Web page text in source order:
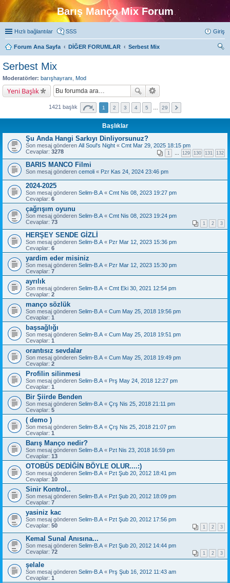
Barış Manço Mix Forum
Hızlı bağlantılar SSS Giriş
Forum Ana Sayfa DİĞER FORUMLAR
Serbest Mix
Serbest Mix
Moderatörler: barışhayranı Mod
Yeni Başlık
1421 başlık 1 2 3 4 5 29
Başlıklar
Şu Anda Hangi Sarkıyı Dinliyorsunuz?
Son mesaj gönderen All Soul's Night « Cmt Mar 29, 2025 18:15 pm
Cevaplar: 3278 1 129 130 131 132
BARIS MANCO Filmi
Son mesaj gönderen cemoli « Pzr Kas 24, 2024 23:46 pm
2024-2025
Son mesaj gönderen Selim-B.A « Cmt Nis 08, 2023 19:27 pm
Cevaplar: 6
çağrışım oyunu
Son mesaj gönderen Selim-B.A « Cmt Nis 08, 2023 19:24 pm
Cevaplar: 73 1 2 3
HERŞEY SENDE GİZLİ
Son mesaj gönderen Selim-B.A « Pzr Mar 12, 2023 15:36 pm
Cevaplar: 6
yardim eder misiniz
Son mesaj gönderen Selim-B.A « Pzr Mar 12, 2023 15:30 pm
Cevaplar: 7
ayrılık
Son mesaj gönderen Selim-B.A « Cmt Eki 30, 2021 12:54 pm
Cevaplar: 2
manço sözlük
Son mesaj gönderen Selim-B.A « Cum May 25, 2018 19:56 pm
Cevaplar: 1
başsağlığı
Son mesaj gönderen Selim-B.A « Cum May 25, 2018 19:51 pm
Cevaplar: 1
orantısız sevdalar
Son mesaj gönderen Selim-B.A « Cum May 25, 2018 19:49 pm
Cevaplar: 2
Profilin silinmesi
Son mesaj gönderen Selim-B.A « Prş May 24, 2018 12:27 pm
Cevaplar: 1
Bir Şiirde Benden
Son mesaj gönderen Selim-B.A « Çrş Nis 25, 2018 21:11 pm
Cevaplar: 5
( demo )
Son mesaj gönderen Selim-B.A « Çrş Nis 25, 2018 21:07 pm
Cevaplar: 1
Barış Manço nedir?
Son mesaj gönderen Selim-B.A « Pzt Nis 23, 2018 16:59 pm
Cevaplar: 13
OTOBÜS DEDİĞİN BÖYLE OLUR....:)
Son mesaj gönderen Selim-B.A « Pzt Şub 20, 2012 18:41 pm
Cevaplar: 10
Sinir Kontrol..
Son mesaj gönderen Selim-B.A « Pzt Şub 20, 2012 18:09 pm
Cevaplar: 7
yasiniz kac
Son mesaj gönderen Selim-B.A « Pzt Şub 20, 2012 17:56 pm
Cevaplar: 50 1 2 3
Kemal Sunal Anısına...
Son mesaj gönderen Selim-B.A « Pzt Şub 20, 2012 14:44 pm
Cevaplar: 72 1 2 3
şelale
Son mesaj gönderen Selim-B.A « Prş Şub 16, 2012 11:43 am
Cevaplar: 1